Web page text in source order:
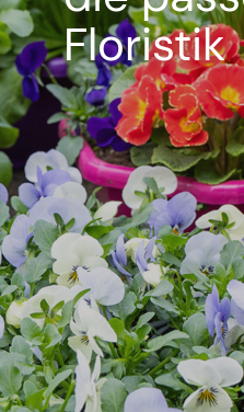
Floristik